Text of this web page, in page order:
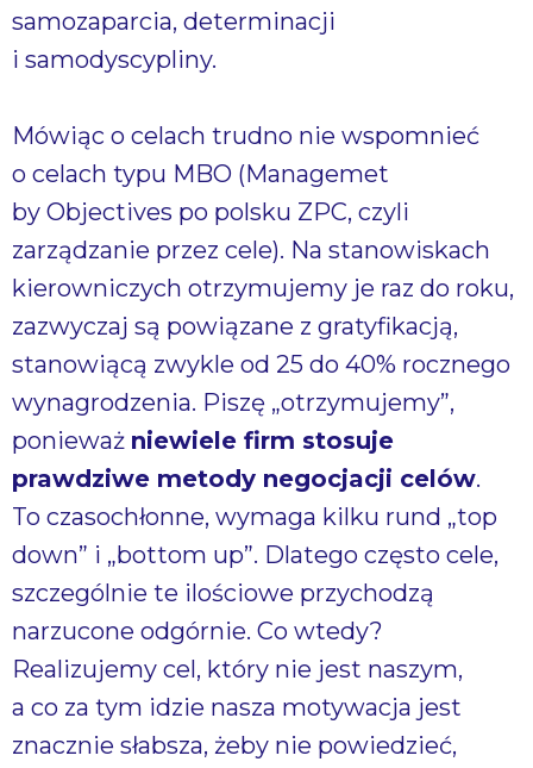
samozaparcia, determinacji
i samodyscypliny.
Mówiąc o celach trudno nie wspomnieć
o celach typu MBO (Managemet
by Objectives po polsku ZPC, czyli
zarządzanie przez cele). Na stanowiskach
kierowniczych otrzymujemy je raz do roku,
zazwyczaj są powiązane z gratyfikacją,
stanowiącą zwykle od 25 do 40% rocznego
wynagrodzenia. Piszę „otrzymujemy”,
ponieważ niewiele firm stosuje
prawdziwe metody negocjacji celów.
To czasochłonne, wymaga kilku rund „top
down” i „bottom up”. Dlatego często cele,
szczególnie te ilościowe przychodzą
narzucone odgórnie. Co wtedy?
Realizujemy cel, który nie jest naszym,
a co za tym idzie nasza motywacja jest
znacznie słabsza, żeby nie powiedzieć,